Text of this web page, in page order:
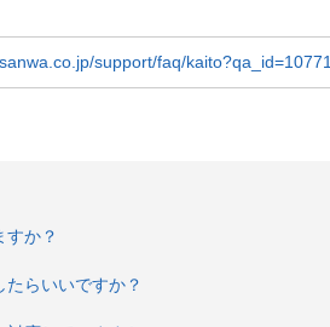
support/faq/kaito?qa_id=10771
すか？
らいいですか？